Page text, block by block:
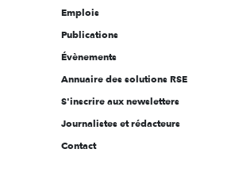
Emplois
Publications
Évènements
Annuaire des solutions RSE
S'inscrire aux newsletters
Journalistes et rédacteurs
Contact